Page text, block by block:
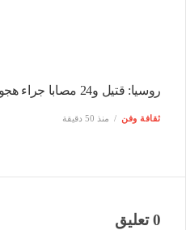
روسيا: قتيل و24 مصابا جراء هجوم أوكراني على بيلغورود
ثقافة وفن منذ 50 دقيقة
0 تعليق